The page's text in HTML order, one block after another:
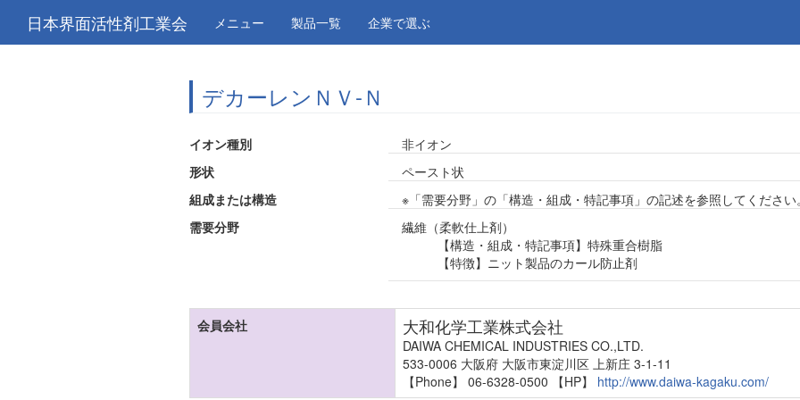
日本界面活性剤工業会 メニュー 製品一覧 企業で選ぶ
デカーレンＮＶ-Ｎ
イオン種別
非イオン
形状
ペースト状
組成または構造
※「需要分野」の「構造・組成・特記事項」の記述を参照してください
需要分野
繊維（柔軟仕上剤）
【構造・組成・特記事項】特殊重合樹脂
【特徴】ニット製品のカール防止剤
会員会社 大和化学工業株式会社
DAIWA CHEMICAL INDUSTRIES CO.,LTD.
533-0006 大阪府 大阪市東淀川区 上新庄 3-1-11
【Phone】 06-6328-0500
【HP】 http://www.daiwa-kagaku.com/